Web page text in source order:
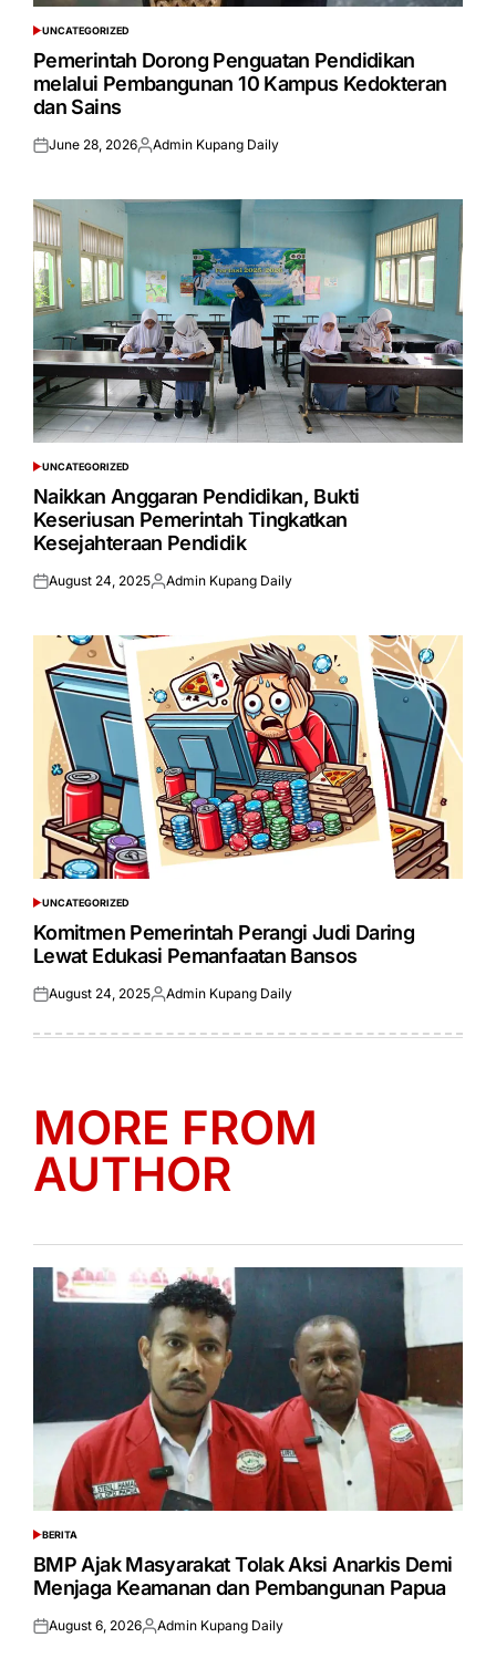
POSTED
IN
UNCATEGORIZED
Pemerintah Dorong Penguatan Pendidikan
melalui Pembangunan 10 Kampus Kedokteran
dan Sains
Posted
June 28, 2026Posted
Admin Kupang Daily
POSTED
IN
UNCATEGORIZED
Naikkan Anggaran Pendidikan, Bukti
Keseriusan Pemerintah Tingkatkan
Kesejahteraan Pendidik
Posted
August 24, 2025Posted
Admin Kupang Daily
POSTED
IN
UNCATEGORIZED
Komitmen Pemerintah Perangi Judi Daring
Lewat Edukasi Pemanfaatan Bansos
Posted
August 24, 2025Posted
Admin Kupang Daily
MORE FROM
AUTHOR
POSTED
IN
BERITA
BMP Ajak Masyarakat Tolak Aksi Anarkis Demi
Menjaga Keamanan dan Pembangunan Papua
Posted
August 6, 2026Posted
Admin Kupang Daily